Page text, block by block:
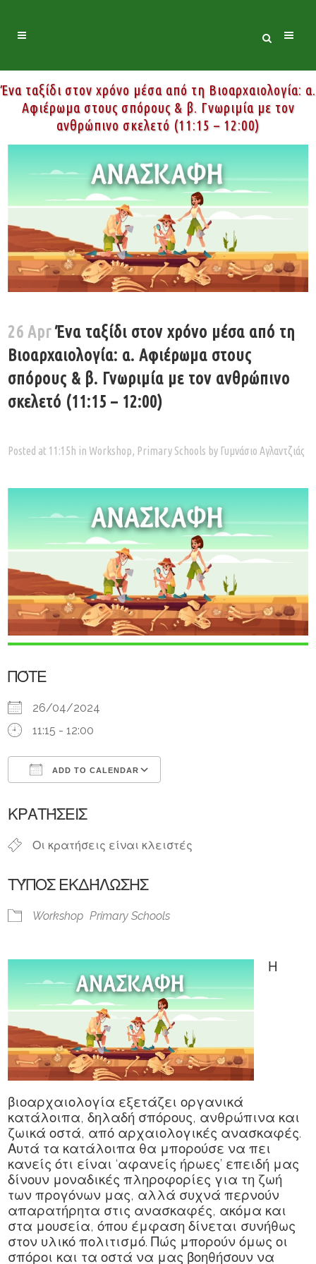
Ένα ταξίδι στον χρόνο μέσα από τη Βιοαρχαιολογία: α.
Αφιέρωμα στους σπόρους & β. Γνωριμία με τον
ανθρώπινο σκελετό (11:15 – 12:00)
26 AprΈνα ταξίδι στον χρόνο μέσα από τη
Βιοαρχαιολογία: α. Αφιέρωμα στους
σπόρους & β. Γνωριμία με τον ανθρώπινο
σκελετό (11:15 – 12:00)
Posted at 11:15h in Workshop, Primary Schools by Γυμνάσιο Αγλαντζιάς
ΠΌΤΕ
26/04/2024
11:15 - 12:00
ADD TO CALENDAR
ΚΡΑΤΉΣΕΙΣ
Οι κρατήσεις είναι κλειστές
ΤΎΠΟΣ ΕΚΔΉΛΩΣΗΣ
Workshop Primary Schools
Η
βιοαρχαιολογία εξετάζει οργανικά
κατάλοιπα, δηλαδή σπόρους, ανθρώπινα και
ζωικά οστά, από αρχαιολογικές ανασκαφές.
Αυτά τα κατάλοιπα θα μπορούσε να πει
κανείς ότι είναι ‘αφανείς ήρωες’ επειδή μας
δίνουν μοναδικές πληροφορίες για τη ζωή
των προγόνων μας, αλλά συχνά περνούν
απαρατήρητα στις ανασκαφές, ακόμα και
στα μουσεία, όπου έμφαση δίνεται συνήθως
στον υλικό πολιτισμό. Πώς μπορούν όμως οι
σπόροι και τα οστά να μας βοηθήσουν να